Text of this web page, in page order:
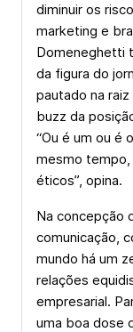
diminuir os
marketing e
Domeneghetti
da figura do
pautado na
buzz da
“Ou é um ou é
mesmo
éticos”, opina.
Na concepção
comunicação,
mundo há um
relações
empresarial.
uma boa dose